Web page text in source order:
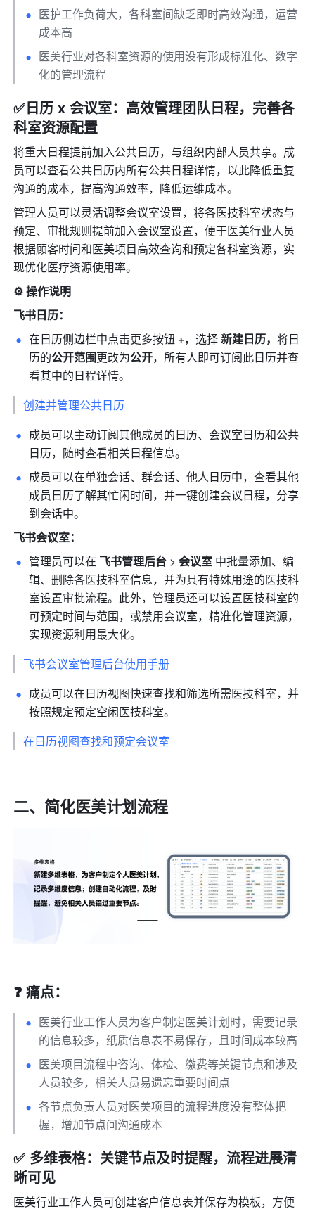
医护工作负荷大，各科室间缺乏即时高效沟通，运营
成本高
医美行业对各科室资源的使用没有形成标准化、数字
化的管理流程
✅日历 x 会议室：高效管理团队日程，完善各
科室资源配置
将重大日程提前加入公共日历，与组织内部人员共享。成
员可以查看公共日历内所有公共日程详情，以此降低重复
沟通的成本，提高沟通效率，降低运维成本。
管理人员可以灵活调整会议室设置，将各医技科室状态与
预定、审批规则提前加入会议室设置，便于医美行业人员
根据顾客时间和医美项目高效查询和预定各科室资源，实
现优化医疗资源使用率。
⚙️ 操作说明
飞书日历：
在日历侧边栏中点击更多按钮 +，选择 新建日历，将日
历的公开范围更改为公开，所有人即可订阅此日历并查
看其中的日程详情。
创建并管理公共日历
成员可以主动订阅其他成员的日历、会议室日历和公共
日历，随时查看相关日程信息。
成员可以在单独会话、群会话、他人日历中，查看其他
成员日历了解其忙闲时间，并一键创建会议日程，分享
到会话中。
飞书会议室：
管理员可以在 飞书管理后台 > 会议室 中批量添加、编
辑、删除各医技科室信息，并为具有特殊用途的医技科
室设置审批流程。此外，管理员还可以设置医技科室的
可预定时间与范围，或禁用会议室，精准化管理资源，
实现资源利用最大化。
飞书会议室管理后台使用手册
成员可以在日历视图快速查找和筛选所需医技科室，并
按照规定预定空闲医技科室。
在日历视图查找和预定会议室
二、简化医美计划流程
❓ 痛点：
医美行业工作人员为客户制定医美计划时，需要记录
的信息较多，纸质信息表不易保存，且时间成本较高
医美项目流程中咨询、体检、缴费等关键节点和涉及
人员较多，相关人员易遗忘重要时间点
各节点负责人员对医美项目的流程进度没有整体把
握，增加节点间沟通成本
✅ 多维表格：关键节点及时提醒，流程进展清
晰可见
医美行业工作人员可创建客户信息表并保存为模板，方便